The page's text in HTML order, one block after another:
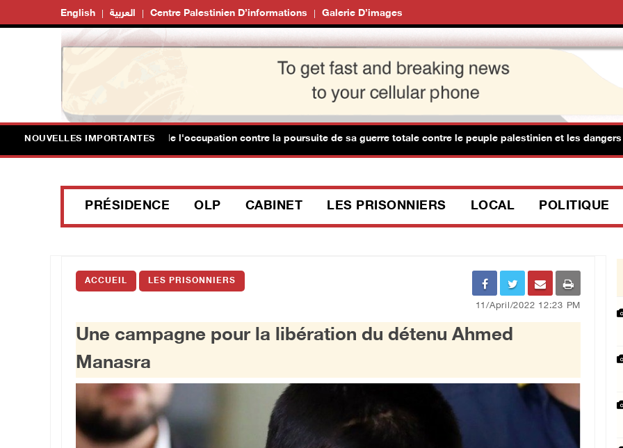
English العربية Centre Palestinien D’informations Galerie D’images
NOUVELLES IMPORTANTES
condamne et met en garde l'occupation contre la poursuite de sa guerre totale contre le peuple palestinien et les dangers que
PRÉSIDENCE OLP CABINET LES PRISONNIERS LOCAL POLITIQUE
ACCUEIL LES PRISONNIERS
11/April/2022 12:23 PM
Une campagne pour la libération du détenu Ahmed
Manasra